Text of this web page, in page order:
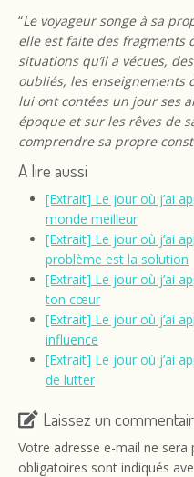
“Le voyageur songe à sa
elle est faite des fragments
situations qu’il a vécues,
oubliés, les enseignements
lui ont contées un jour ses
époque et sur les rêves de
comprendre sa propre
A lire aussi
[Extrait] Le jour où j’ai
monde meilleur
[Extrait] Le jour où j’ai
problème est la solution
[Extrait] Le jour où j’ai
ton cœur
[Extrait] Le jour où j’ai
influence
[Extrait] Le jour où j’ai
de lutter
Laissez un
Votre adresse e-mail ne sera
obligatoires sont indiqués